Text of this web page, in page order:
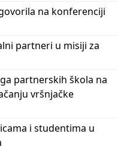
na konferenciji
partneri u misiji za
partnerskih škola na
vršnjačke
i studentima u